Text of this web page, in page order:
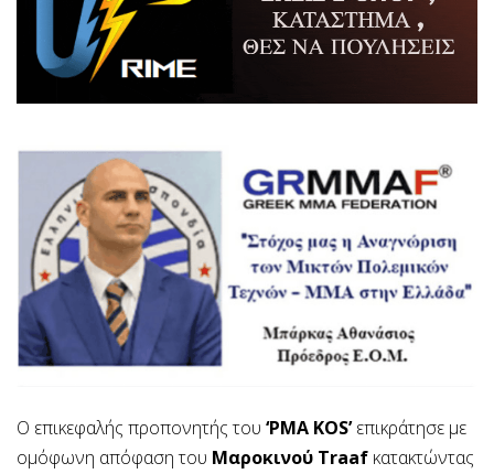
Ο επικεφαλής προπονητής του ‘PMA KOS’επικράτησε με
ομόφωνη απόφαση του Μαροκινού Traaf κατακτώντας